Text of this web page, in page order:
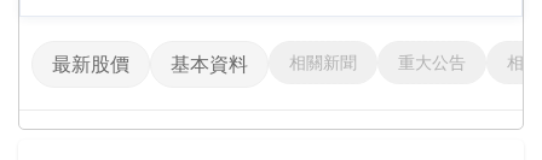
最新股價 基本資料 相關新聞 重大公告 相